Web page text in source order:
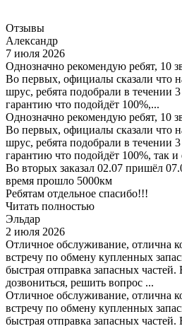
Отзывы
Александр
7 июля 2026
Однозначно рекомендую ребят, 10
Во первых, официалы сказали что
шрус, ребята подобрали в течении
гарантию что подойдёт 100%,...
Однозначно рекомендую ребят, 10
Во первых, официалы сказали что
шрус, ребята подобрали в течении
гарантию что подойдёт 100%, так и
Во вторых заказал 02.07 пришёл
время прошло 5000км
Ребятам отдельное спасибо!!!
Читать полностью
Эльдар
2 июля 2026
Отличное обслуживание, отлична
встречу по обмену купленных
быстрая отправка запасных
дозвониться, решить вопрос ...
Отличное обслуживание, отлична
встречу по обмену купленных
быстрая отправка запасных